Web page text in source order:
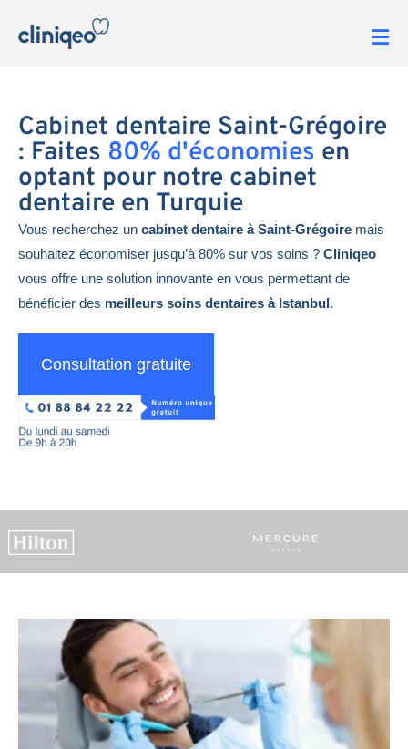
Cabinet dentaire Saint-Grégoire
: Faites 80% d'économies en
optant pour notre cabinet
dentaire en Turquie
Vous recherchez un cabinet dentaire à Saint-Grégoire mais
souhaitez économiser jusqu’à 80% sur vos soins ? Cliniqeo
vous offre une solution innovante en vous permettant de
bénéficier des meilleurs soins dentaires à Istanbul.
Consultation gratuite